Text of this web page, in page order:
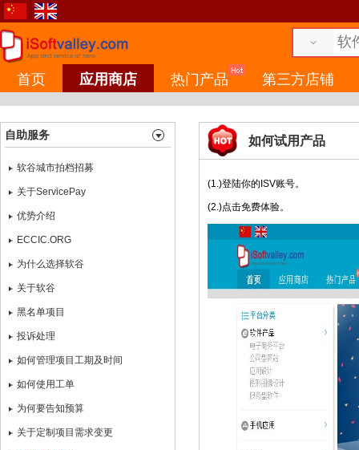
首页 应用商店 热门产品 第三方店铺
自助服务
软谷城市拍档招募
关于ServicePay
优势介绍
ECCIC.ORG
为什么选择软谷
关于软谷
黑名单项目
投诉处理
如何管理项目工期及时间
如何使用工单
为何要告知预算
关于定制项目需求变更
如何试用产品
(1.)登陆你的ISV账号。
(2.)点击免费体验。